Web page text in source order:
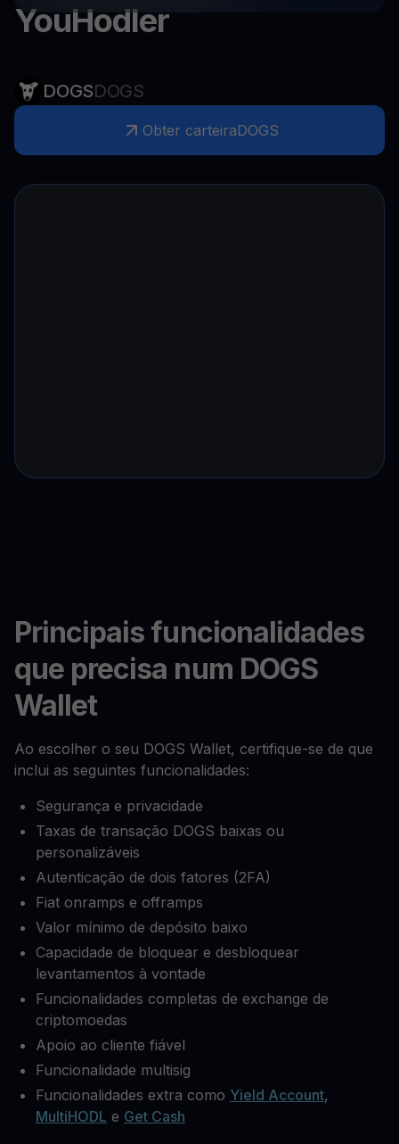
YouHodler
DOGSDOGS
Obter carteiraDOGS
Principais funcionalidades
que precisa num DOGS
Wallet
Ao escolher o seu DOGS Wallet, certifique-se de que
inclui as seguintes funcionalidades:
Segurança e privacidade
Taxas de transação DOGS baixas ou
personalizáveis
Autenticação de dois fatores (2FA)
Fiat onramps e offramps
Valor mínimo de depósito baixo
Capacidade de bloquear e desbloquear
levantamentos à vontade
Funcionalidades completas de exchange de
criptomoedas
Apoio ao cliente fiável
Funcionalidade multisig
Funcionalidades extra como Yield Account,
MultiHODL e Get Cash